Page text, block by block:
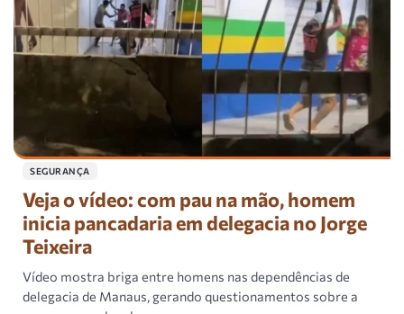
SEGURANÇA
Veja o vídeo: com pau na mão, homem
inicia pancadaria em delegacia no Jorge
Teixeira
Vídeo mostra briga entre homens nas dependências de
delegacia de Manaus, gerando questionamentos sobre a